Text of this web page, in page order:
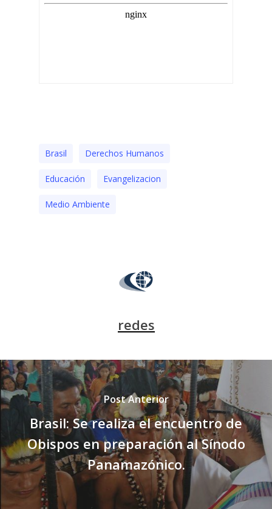
Brasil Derechos Humanos
Educación Evangelizacion
Medio Ambiente
redes
Post Anterior
Brasil: Se realiza el encuentro de
Obispos en preparación al Sínodo
Panamazónico.